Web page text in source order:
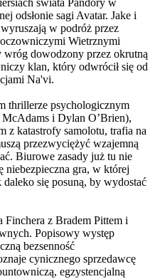
świata Pandory w
odsłonie sagi Avatar. Jake i
w podróż przez
Wietrznymi
dowodzony przez okrutną
klan, który odwrócił się od
Na'vi.
thrillerze psychologicznym
i Dylan O’Brien),
z katastrofy samolotu, trafia na
przezwyciężyć wzajemną
Biurowe zasady już tu nie
niebezpieczna gra, w której
daleko się posuną, by wydostać
z Bradem Pittem i
Popisowy występ
bezsenność
cynicznego sprzedawcę
egzystencjalną